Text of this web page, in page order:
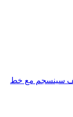
سينسجم مع خط